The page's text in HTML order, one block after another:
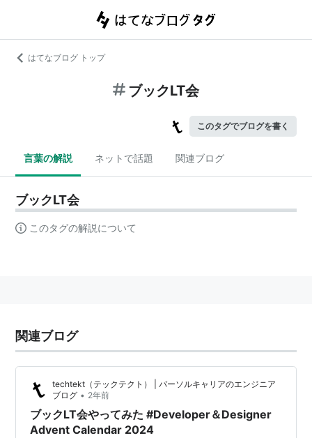
はてなブログ トップ
ブックLT会
このタグでブログを書く
言葉の解説 ネットで話題 関連ブログ
ブックLT会
このタグの解説について
関連ブログ
techtekt（テックテクト） | パーソルキャリアのエンジニア
ブログ • 2年前
ブックLT会やってみた #Developer＆Designer
Advent Calendar 2024